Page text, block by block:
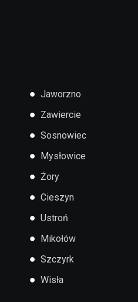
● Jaworzno
● Zawiercie
● Sosnowiec
● Mysłowice
● Żory
● Cieszyn
● Ustroń
● Mikołów
● Szczyrk
● Wisła